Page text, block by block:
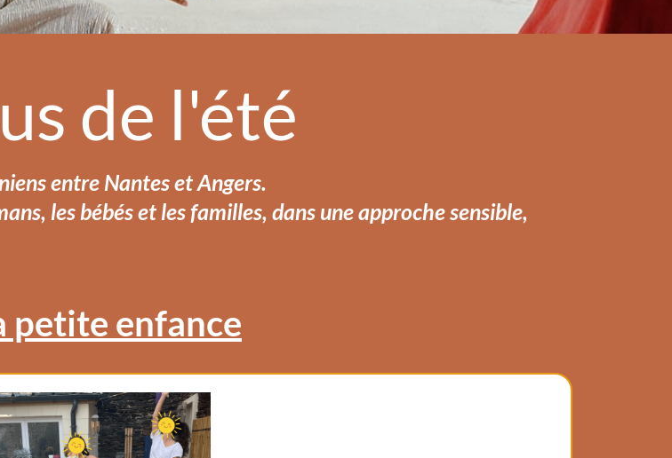
de l'été
entre Nantes et Angers.
les bébés et les familles, dans une approche sensible,
petite enfance